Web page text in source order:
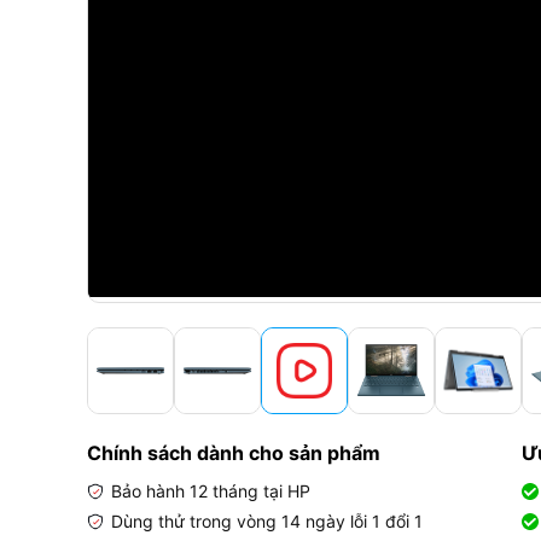
Chính sách dành cho sản phẩm
Bảo hành 12 tháng tại HP
Dùng thử trong vòng 14 ngày lỗi 1 đổi 1